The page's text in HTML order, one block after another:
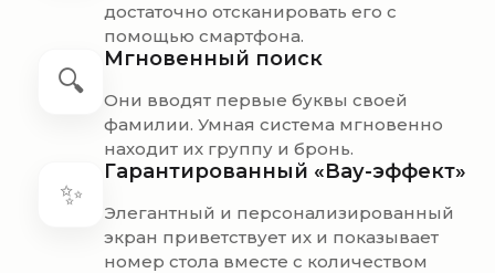
достаточно отсканировать его с
помощью смартфона.
🔍
Мгновенный поиск
Они вводят первые буквы своей
фамилии. Умная система мгновенно
находит их группу и бронь.
✨
Гарантированный «Вау-эффект»
Элегантный и персонализированный
экран приветствует их и показывает
номер стола вместе с количеством